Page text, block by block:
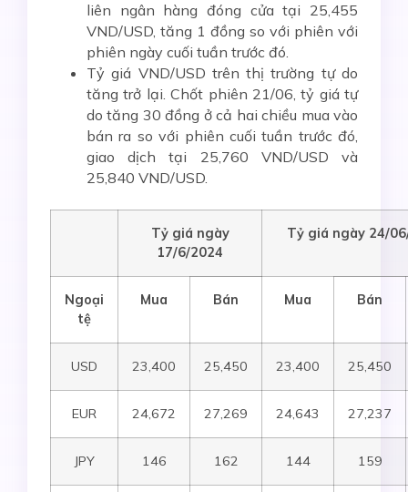
liên ngân hàng đóng cửa tại 25,455
VND/USD, tăng 1 đồng so với phiên với
phiên ngày cuối tuần trước đó.
Tỷ giá VND/USD trên thị trường tự do
tăng trở lại. Chốt phiên 21/06, tỷ giá tự
do tăng 30 đồng ở cả hai chiều mua vào
bán ra so với phiên cuối tuần trước đó,
giao dịch tại 25,760 VND/USD và
25,840 VND/USD.
Tỷ giá ngày
17/6/2024
Tỷ giá ngày 24/06
Ngoại
tệ
Mua Bán Mua Bán
USD 23,400 25,450 23,400 25,450
EUR 24,672 27,269 24,643 27,237
JPY 146 162 144 159